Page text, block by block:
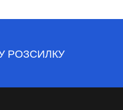
РОЗСИЛКУ